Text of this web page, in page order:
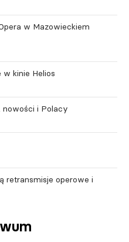
w Mazowieckiem
w kinie Helios
nowości i Polacy
retransmisje operowe i